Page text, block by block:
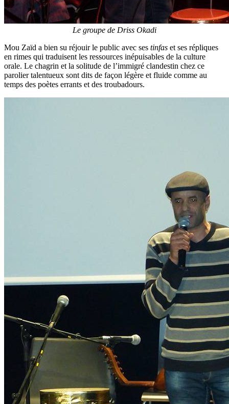
Le groupe de Driss Okadi
Mou Zaïd a bien su réjouir le public avec ses tinfas et ses répliques
en rimes qui traduisent les ressources inépuisables de la culture
orale. Le chagrin et la solitude de l’immigré clandestin chez ce
parolier talentueux sont dits de façon légère et fluide comme au
temps des poètes errants et des troubadours.